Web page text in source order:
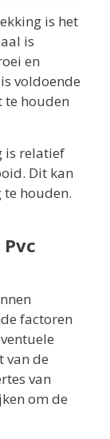
is het
is
en
voldoende
te houden
is relatief
Dit kan
houden.
factoren
van de
van
om de